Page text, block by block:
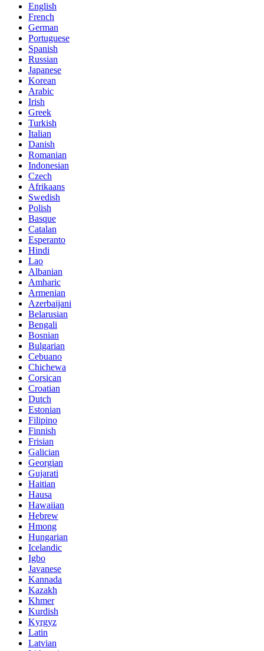
English
French
German
Portuguese
Spanish
Russian
Japanese
Korean
Arabic
Irish
Greek
Turkish
Italian
Danish
Romanian
Indonesian
Czech
Afrikaans
Swedish
Polish
Basque
Catalan
Esperanto
Hindi
Lao
Albanian
Amharic
Armenian
Azerbaijani
Belarusian
Bengali
Bosnian
Bulgarian
Cebuano
Chichewa
Corsican
Croatian
Dutch
Estonian
Filipino
Finnish
Frisian
Galician
Georgian
Gujarati
Haitian
Hausa
Hawaiian
Hebrew
Hmong
Hungarian
Icelandic
Igbo
Javanese
Kannada
Kazakh
Khmer
Kurdish
Kyrgyz
Latin
Latvian